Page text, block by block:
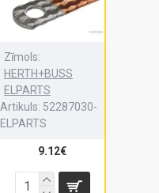
Zīmols:
HERTH+BUSS
ELPARTS
Artikuls: 52287030-
ELPARTS
9.12€